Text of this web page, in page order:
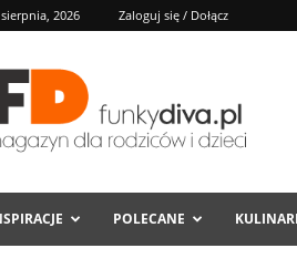
2026 Zaloguj się / Dołącz
FD
POLECANE